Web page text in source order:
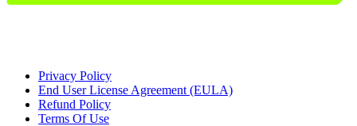
Privacy Policy
End User License Agreement (EULA)
Refund Policy
Terms Of Use